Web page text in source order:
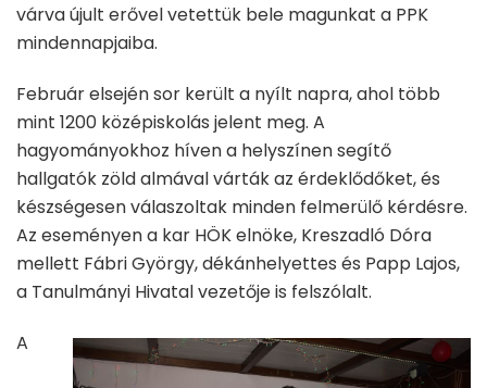
várva újult erővel vetettük bele magunkat a PPK
mindennapjaiba.
Február elsején sor került a nyílt napra, ahol több
mint 1200 középiskolás jelent meg. A
hagyományokhoz híven a helyszínen segítő
hallgatók zöld almával várták az érdeklődőket, és
készségesen válaszoltak minden felmerülő kérdésre.
Az eseményen a kar HÖK elnöke, Kreszadló Dóra
mellett Fábri György, dékánhelyettes és Papp Lajos,
a Tanulmányi Hivatal vezetője is felszólalt.
A